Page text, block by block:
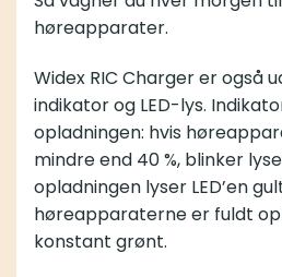
høreapparater.
Widex RIC Charger er også
indikator og LED-lys.
opladningen: hvis
mindre end 40 %, blinker
opladningen lyser LED’en
høreapparaterne er fuldt
konstant grønt.